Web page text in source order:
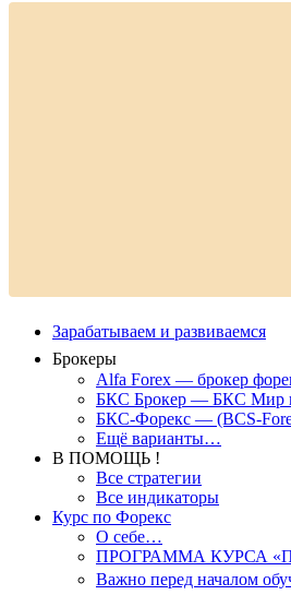
Зарабатываем и развиваемся
Брокеры
Alfa Forex — брокер
БКС Брокер — БКС Мир
БКС-Форекс — (BCS-
Ещё варианты…
В ПОМОЩЬ !
Все стратегии
Все индикаторы
Курс по Форекс
О себе…
ПРОГРАММА КУРСА
Важно перед началом